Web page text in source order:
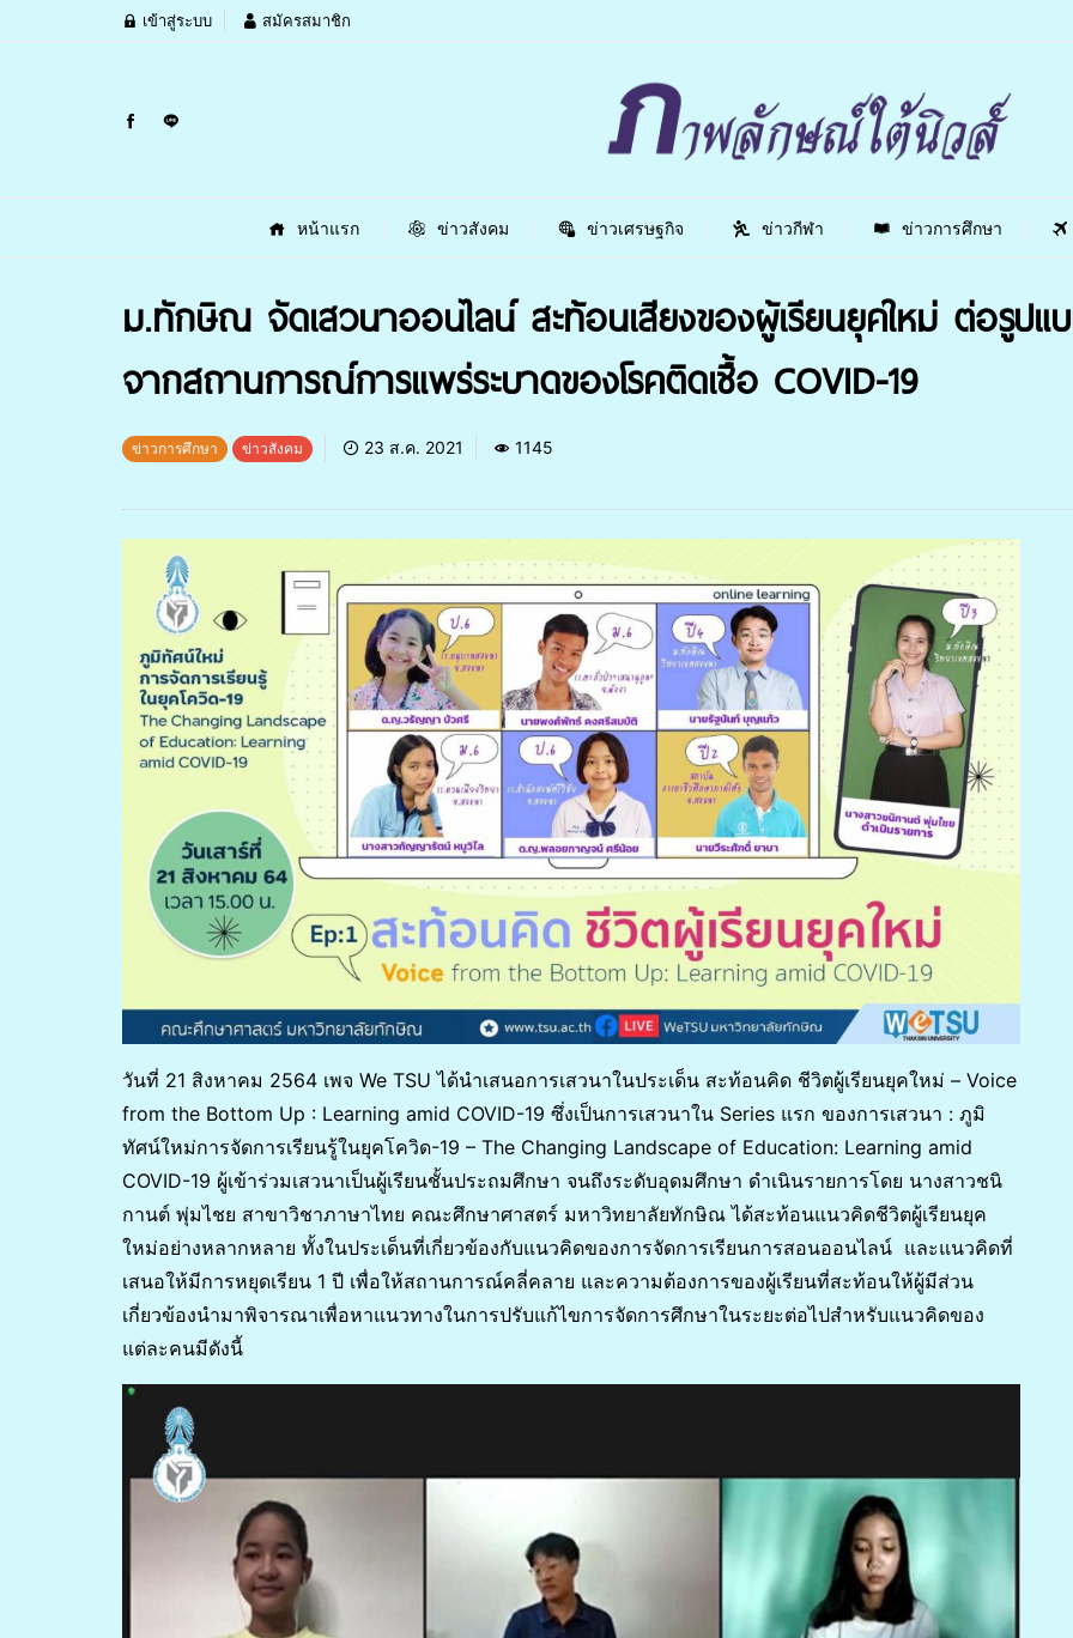
เข้าสู่ระบบ สมัครสมาชิก
หน้าแรก ข่าวสังคม ข่าวเศรษฐกิจ ข่าวกีฬา ข่าวการศึกษา
ม.ทักษิณ จัดเสวนาออนไลน์ สะท้อนเสียงของผู้เรียนยุคใหม่ ต่อรูปแบ
จากสถานการณ์การแพร่ระบาดของโรคติดเชื้อ COVID-19
ข่าวการศึกษา ข่าวสังคม 23 ส.ค. 2021 1145
วันที่ 21 สิงหาคม 2564 เพจ We TSU ได้นำเสนอการเสวนาในประเด็น สะท้อนคิด ชีวิตผู้เรียนยุคใหม่ – Voice
from the Bottom Up : Learning amid COVID-19 ซึ่งเป็นการเสวนาใน Series แรก ของการเสวนา : ภูมิ
ทัศน์ใหม่การจัดการเรียนรู้ในยุคโควิด-19 – The Changing Landscape of Education: Learning amid
COVID-19 ผู้เข้าร่วมเสวนาเป็นผู้เรียนชั้นประถมศึกษา จนถึงระดับอุดมศึกษา ดำเนินรายการโดย นางสาวชนิ
กานต์ พุ่มไชย สาขาวิชาภาษาไทย คณะศึกษาศาสตร์ มหาวิทยาลัยทักษิณ ได้สะท้อนแนวคิดชีวิตผู้เรียนยุค
ใหม่อย่างหลากหลาย ทั้งในประเด็นที่เกี่ยวข้องกับแนวคิดของการจัดการเรียนการสอนออนไลน์ และแนวคิดที่
เสนอให้มีการหยุดเรียน 1 ปี เพื่อให้สถานการณ์คลี่คลาย และความต้องการของผู้เรียนที่สะท้อนให้ผู้มีส่วน
เกี่ยวข้องนำมาพิจารณาเพื่อหาแนวทางในการปรับแก้ไขการจัดการศึกษาในระยะต่อไปสำหรับแนวคิดของ
แต่ละคนมีดังนี้